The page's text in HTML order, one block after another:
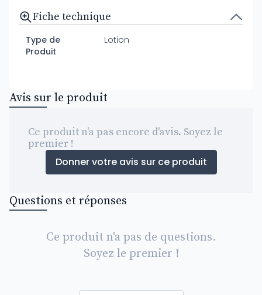
Fiche technique
Type de
Produit
Lotion
Avis sur le produit
Ce produit n'a pas encore d'avis. Soyez le
premier !
Donner votre avis sur ce produit
Questions et réponses
Ce produit n'a pas de questions.
Soyez le premier !